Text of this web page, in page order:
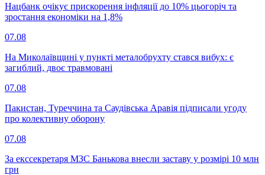
Нацбанк очікує прискорення інфляції до 10% цьогоріч та
зростання економіки на 1,8%
07.08
На Миколаївщині у пункті металобрухту стався вибух: є
загиблий, двоє травмовані
07.08
Пакистан, Туреччина та Саудівська Аравія підписали угоду
про колективну оборону
07.08
За екссекретаря МЗС Банькова внесли заставу у розмірі 10 млн
грн